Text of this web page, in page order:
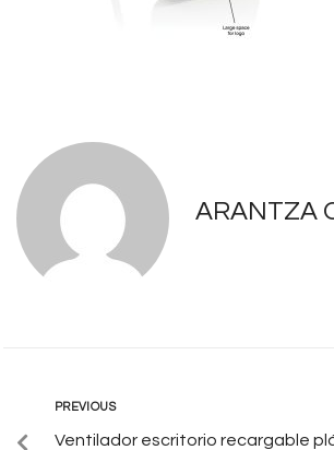
ARANTZA
PREVIOUS
Ventilador escritorio recargable